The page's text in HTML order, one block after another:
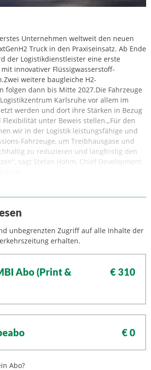
Unternehmen weltweit den neuen
Truck in den Praxiseinsatz. Ab Ende
der Logistikdienstleister eine erste
innovativer Flüssigwasserstoff-
weitere baugleiche H2-
folgen dann bis Mitte 2027.Die Fahrzeuge
Karlsruhe vor allem im
werden und dort ihre Stärken in Bezug
unter Beweis stellen.„Für den
wir in der Logistik leistungsfähige und
Fahrzeuge, um Treibhausgase und
zu reduzieren und langfristig den
sagt Stefan Hohm, Chief Development
unbegrenzten Zugriff auf alle Inhalte der
erhalten.
Abo (Print &
€ 310
€ 0
Abo?